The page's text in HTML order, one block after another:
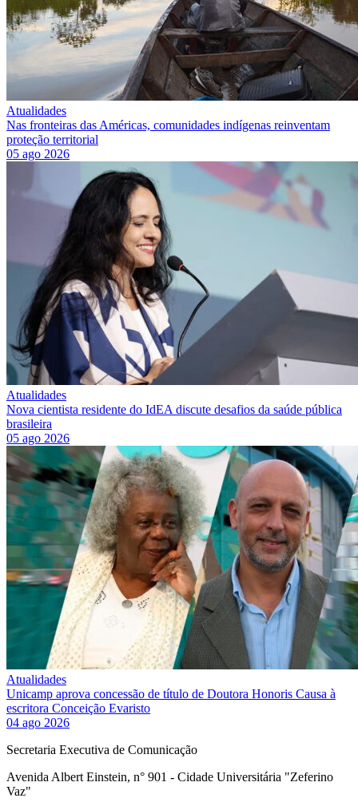
Atualidades
Nas fronteiras das Américas, comunidades indígenas reinventam
proteção territorial
05 ago 2026
Atualidades
Nova cientista residente do IdEA discute desafios da saúde pública
brasileira
05 ago 2026
Atualidades
Unicamp aprova concessão de título de Doutora Honoris Causa à
escritora Conceição Evaristo
04 ago 2026
Secretaria Executiva de Comunicação
Avenida Albert Einstein, n° 901 - Cidade Universitária "Zeferino
Vaz"